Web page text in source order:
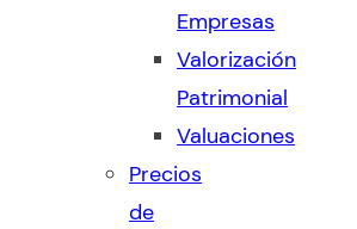
Empresas
Valorización
Patrimonial
Valuaciones
Precios
de